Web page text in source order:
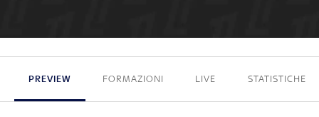
1 - 3
PREVIEW FORMAZIONI LIVE STATISTICHE